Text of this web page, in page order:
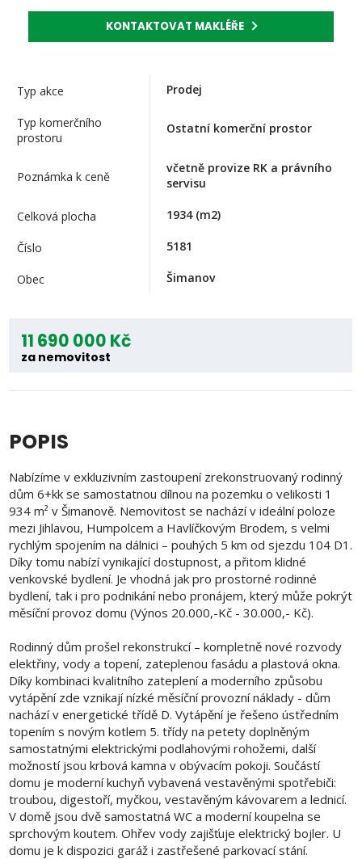
KONTAKTOVAT MAKLÉŘE
Typ akce Prodej
Typ komerčního
prostoru
Ostatní komerční prostor
Poznámka k ceně
včetně provize RK a právního
servisu
Celková plocha 1934 (m2)
Číslo 5181
Obec Šimanov
11 690 000 Kč
za nemovitost
POPIS
Nabízíme v exkluzivním zastoupení zrekonstruovaný rodinný
dům 6+kk se samostatnou dílnou na pozemku o velikosti 1
934 m² v Šimanově. Nemovitost se nachází v ideální poloze
mezi Jihlavou, Humpolcem a Havlíčkovým Brodem, s velmi
rychlým spojením na dálnici – pouhých 5 km od sjezdu 104 D1.
Díky tomu nabízí vynikající dostupnost, a přitom klidné
venkovské bydlení. Je vhodná jak pro prostorné rodinné
bydlení, tak i pro podnikání nebo pronájem, který může pokrýt
měsíční provoz domu (Výnos 20.000,-Kč - 30.000,- Kč).
Rodinný dům prošel rekonstrukcí – kompletně nové rozvody
elektřiny, vody a topení, zateplenou fasádu a plastová okna.
Díky kombinaci kvalitního zateplení a moderního způsobu
vytápění zde vznikají nízké měsíční provozní náklady - dům
nachází v energetické třídě D. Vytápění je řešeno ústředním
topením s novým kotlem 5. třídy na petety doplněným
samostatnými elektrickými podlahovými rohožemi, další
možností jsou krbová kamna v obývacím pokoji. Součástí
domu je moderní kuchyň vybavená vestavěnými spotřebiči:
troubou, digestoří, myčkou, vestavěným kávovarem a lednicí.
V domě jsou dvě samostatná WC a moderní koupelna se
sprchovým koutem. Ohřev vody zajišťuje elektrický bojler. U
domu je k dispozici garáž i zastřešené parkovací stání.